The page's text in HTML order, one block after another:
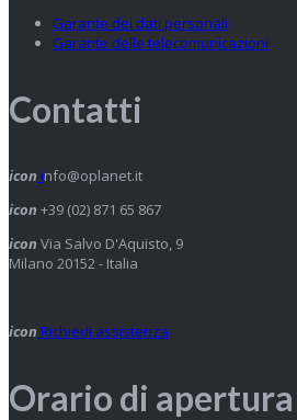
Garante dei dati personali
Garante delle telecomunicazioni
Contatti
icon info@oplanet.it
icon +39 (02) 871 65 867
icon Via Salvo D'Aquisto, 9
Milano 20152 - Italia
icon Richiedi assistenza
Orario di apertura